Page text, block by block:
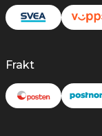
Frakt